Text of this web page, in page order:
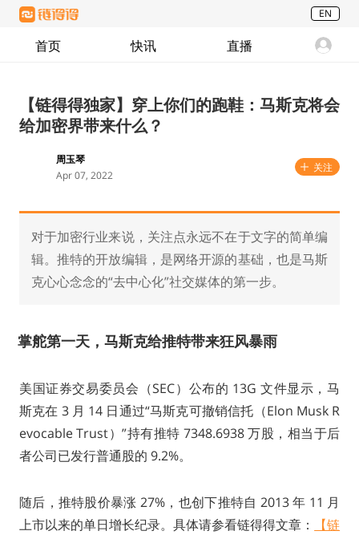
EN
首页 快讯 直播
【链得得独家】穿上你们的跑鞋：马斯克将会
给加密界带来什么？
周玉琴
Apr 07, 2022
关注
对于加密行业来说，关注点永远不在于文字的简单编
辑。推特的开放编辑，是网络开源的基础，也是马斯
克心心念念的“去中心化”社交媒体的第一步。
掌舵第一天，马斯克给推特带来狂风暴雨
美国证券交易委员会（SEC）公布的 13G 文件显示，马
斯克在 3 月 14 日通过“马斯克可撤销信托（Elon Musk R
evocable Trust）”持有推特 7348.6938 万股，相当于后
者公司已发行普通股的 9.2%。
随后，推特股价暴涨 27%，也创下推特自 2013 年 11 月
上市以来的单日增长纪录。具体请参看链得得文章：
【链